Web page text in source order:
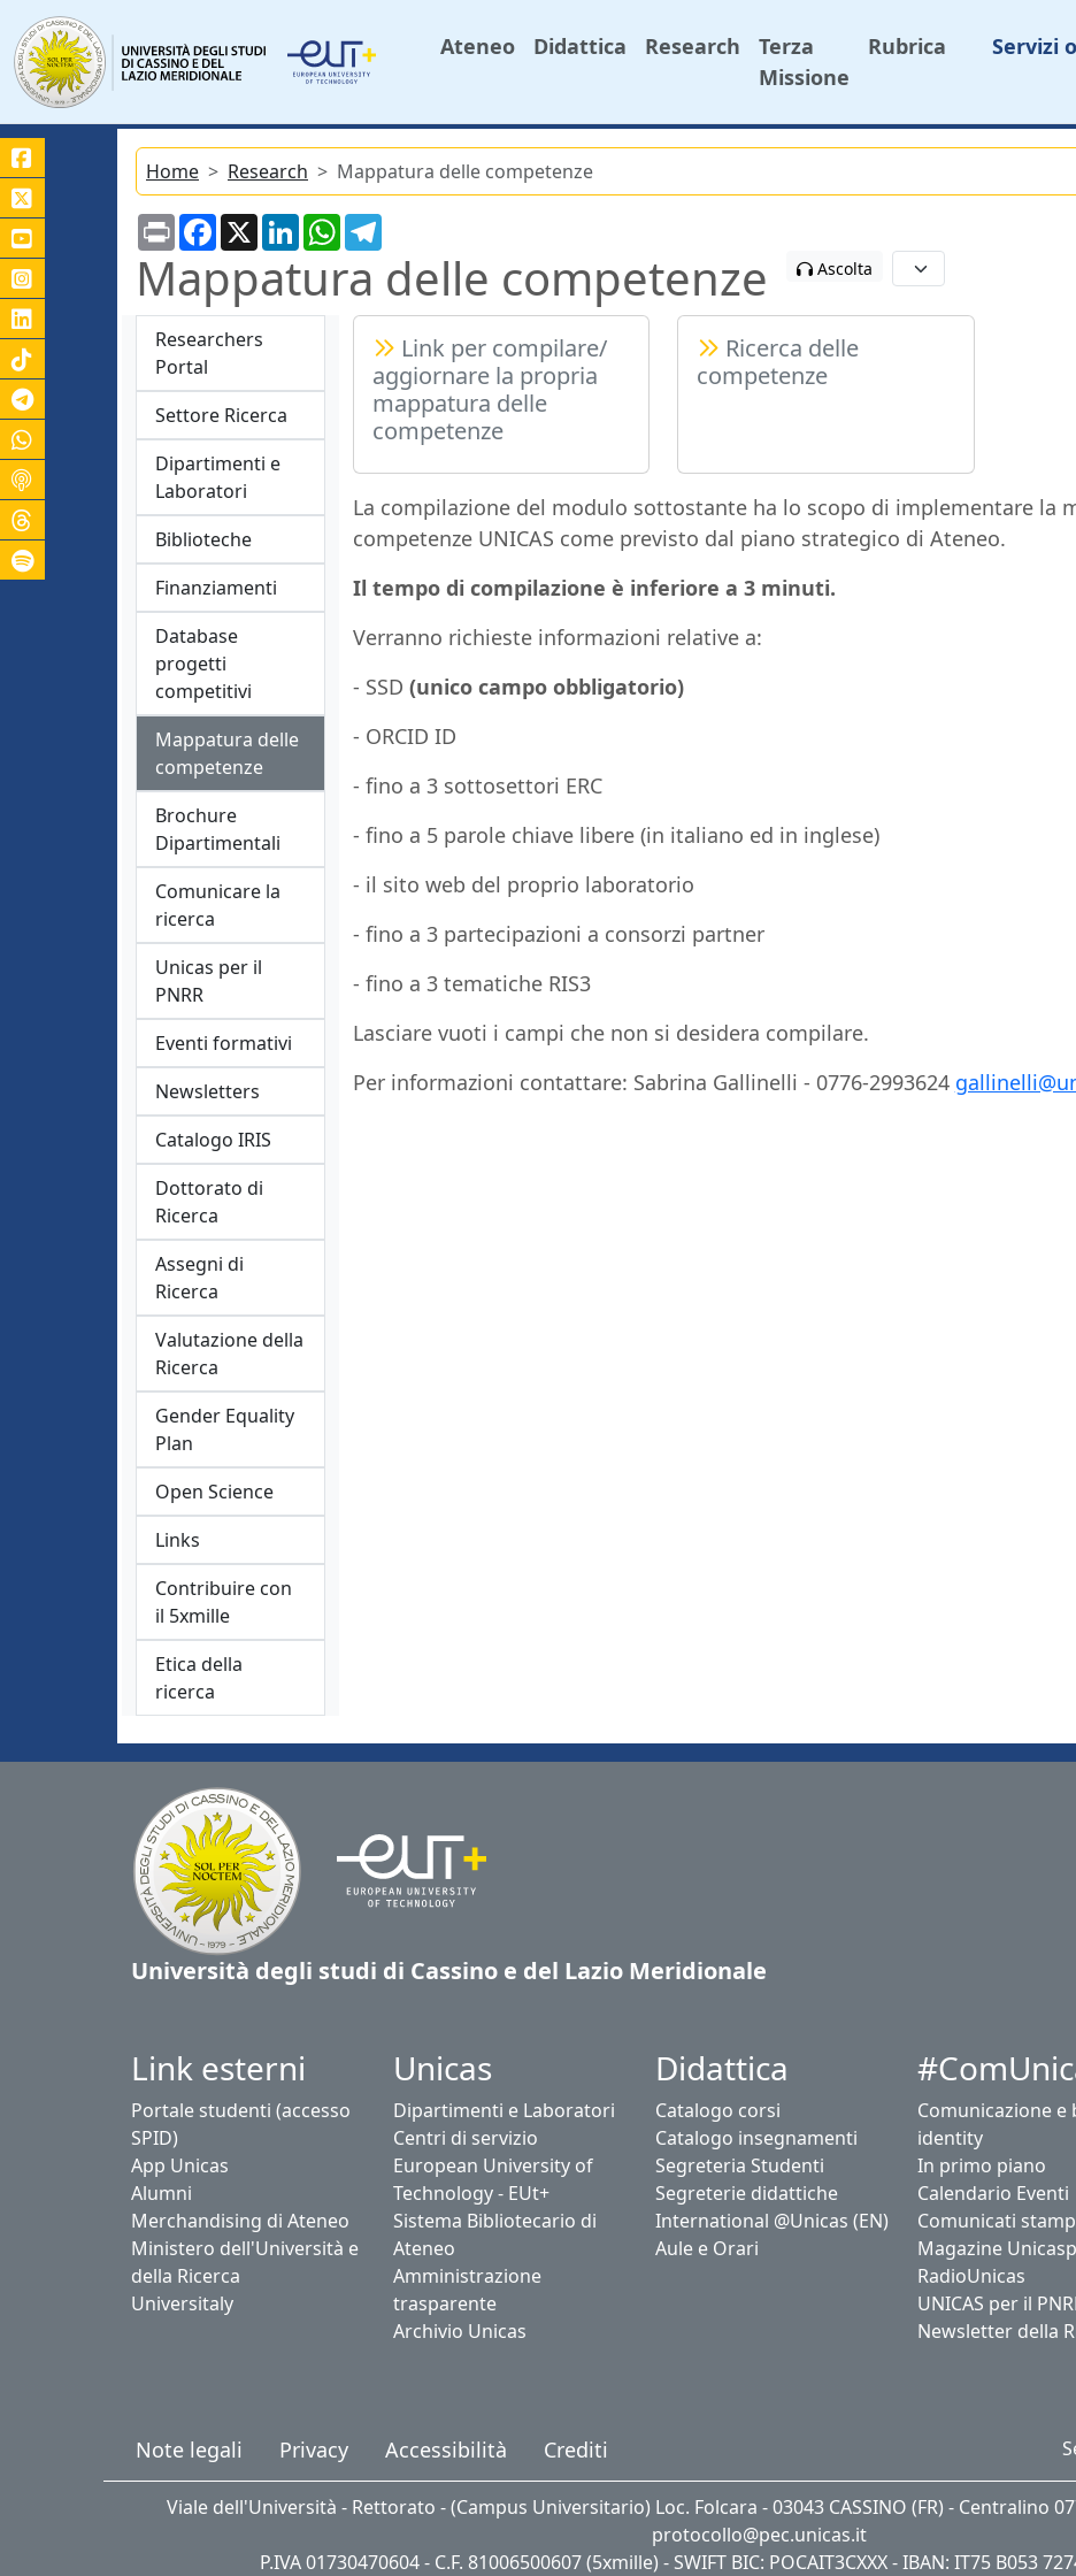
Ateneo Didattica Research
Terza
Missione
Rubrica Servizi
Home Research Mappatura delle competenze
PrintFacebook
X LinkedInWhatsApp
Mappatura delle competenze Ascolta
Link per compilare/
aggiornare la propria
mappatura delle
competenze
Ricerca delle
competenze
La compilazione del modulo sottostante ha lo scopo di implementare la
competenze UNICAS come previsto dal piano strategico di Ateneo.
Il tempo di compilazione è inferiore a 3 minuti.
Verranno richieste informazioni relative a:
- SSD (unico campo obbligatorio)
- ORCID ID
- fino a 3 sottosettori ERC
- fino a 5 parole chiave libere (in italiano ed in inglese)
- il sito web del proprio laboratorio
- fino a 3 partecipazioni a consorzi partner
- fino a 3 tematiche RIS3
Lasciare vuoti i campi che non si desidera compilare.
Per informazioni contattare: Sabrina Gallinelli - 0776-2993624
Researchers
Portal
Settore Ricerca
Dipartimenti e
Laboratori
Biblioteche
Finanziamenti
Database
progetti
competitivi
Mappatura delle
competenze
Brochure
Dipartimentali
Comunicare la
ricerca
Unicas per il
PNRR
Eventi formativi
Newsletters
Catalogo IRIS
Dottorato di
Ricerca
Assegni di
Ricerca
Valutazione della
Ricerca
Gender Equality
Plan
Open Science
Links
Contribuire con
il 5xmille
Etica della
ricerca
Università degli studi di Cassino e del Lazio Meridionale
Link esterni
Portale studenti (accesso
SPID)
App Unicas
Alumni
Merchandising di Ateneo
Ministero dell'Università e
della Ricerca
Universitaly
Unicas
Dipartimenti e Laboratori
Centri di servizio
European University of
Technology - EUt+
Sistema Bibliotecario di
Ateneo
Amministrazione
trasparente
Archivio Unicas
Didattica
Catalogo corsi
Catalogo insegnamenti
Segreteria Studenti
Segreterie didattiche
International @Unicas (EN)
Aule e Orari
Comunicazione e
identity
In primo piano
Calendario Eventi
Comunicati
Magazine
RadioUnicas
UNICAS per il
Newsletter della
Note legali Privacy Accessibilità Crediti
Viale dell'Università - Rettorato - (Campus Universitario) Loc. Folcara - 03043 CASSINO (FR) - Centralino
protocollo@pec.unicas.it
P.IVA 01730470604 - C.F. 81006500607 (5xmille) - SWIFT BIC: POCAIT3CXXX - IBAN: IT75 B053
Canale Telegram Unicas